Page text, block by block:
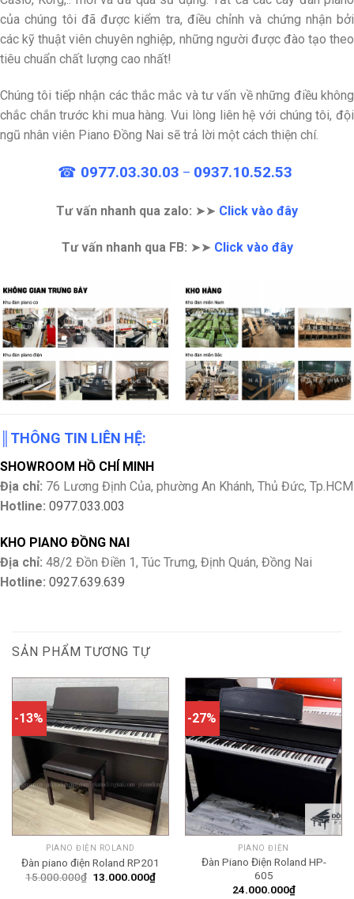
của chúng tôi đã được kiểm tra, điều chỉnh và chứng nhận bởi
các kỹ thuật viên chuyên nghiệp, những người được đào tạo theo
tiêu chuẩn chất lượng cao nhất!
Chúng tôi tiếp nhận các thắc mắc và tư vấn về những điều không
chắc chắn trước khi mua hàng. Vui lòng liên hệ với chúng tôi, đội
ngũ nhân viên Piano Đồng Nai sẽ trả lời một cách thiện chí.
☎ 0977.03.30.03 – 0937.10.52.53
Tư vấn nhanh qua zalo: ➤➤ Click vào đây
Tư vấn nhanh qua FB: ➤➤ Click vào đây
THÔNG TIN LIÊN HỆ:
SHOWROOM HỒ CHÍ MINH
Địa chỉ: 76 Lương Định Của, phường An Khánh, Thủ Đức, Tp.HCM
Hotline: 0977.033.003
KHO PIANO ĐỒNG NAI
Địa chỉ: 48/2 Đồn Điền 1, Túc Trưng, Định Quán, Đồng Nai
Hotline: 0927.639.639
SẢN PHẨM TƯƠNG TỰ
-13%
PIANO ĐIỆN ROLAND
Đàn piano điện Roland RP201
15.000.000₫ Giá
13.000.000₫Giá
-27%
PIANO ĐIỆN
Đàn Piano Điện Roland HP-
605
24.000.000₫